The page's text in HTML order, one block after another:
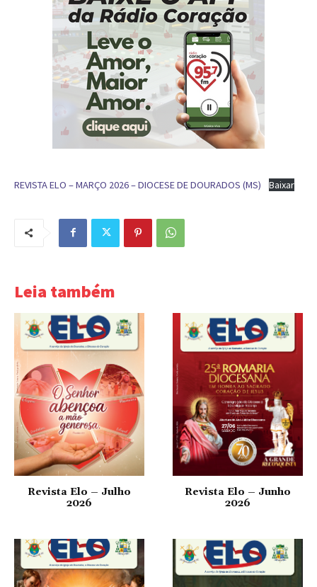
REVISTA ELO – MARÇO 2026 – DIOCESE DE DOURADOS (MS) Baixar
Leia também
Revista Elo – Julho
2026
Revista Elo – Junho
2026